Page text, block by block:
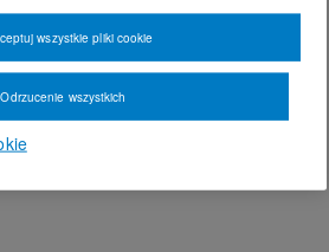
Odrzucenie wszystkich
wszystkie pliki cookie